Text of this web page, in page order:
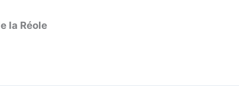
la Réole